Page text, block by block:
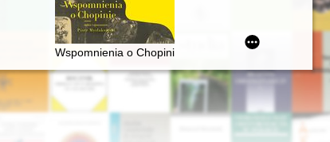
Karłowicz, Szymanowski : studia i interpretacje /
Wspomnienia o Chopinie. Cz. 1